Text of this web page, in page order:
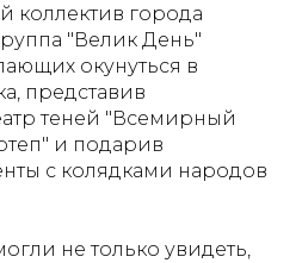
коллектив города
"Велик День"
окунуться в
представив
теней "Всемирный
и подарив
с колядками народов
не только увидеть,